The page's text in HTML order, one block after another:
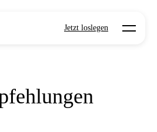
Jetzt loslegen Open